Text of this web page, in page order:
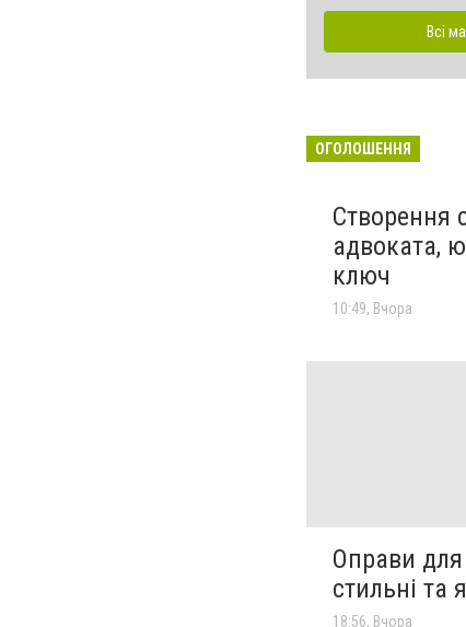
Всі
ОГОЛОШЕННЯ
Створення
адвоката,
ключ
10:49, Вчора
Оправи для
стильні та
18:56, Вчора